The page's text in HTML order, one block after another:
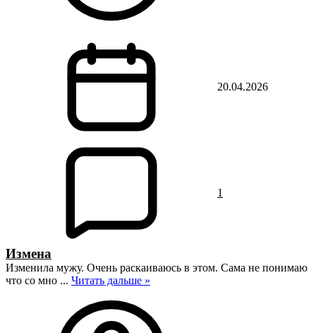
20.04.2026
1
Измена
Изменила мужу. Очень раскаиваюсь в этом. Сама не понимаю
что со мно ... Читать дальше »